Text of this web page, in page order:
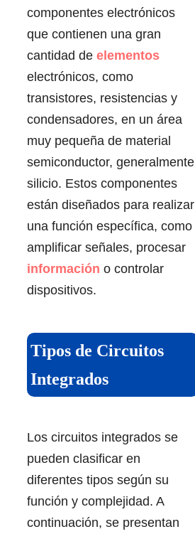
componentes electrónicos
que contienen una gran
cantidad de elementos
electrónicos, como
transistores, resistencias y
condensadores, en un área
muy pequeña de material
semiconductor, generalmente
silicio. Estos componentes
están diseñados para realizar
una función específica, como
amplificar señales, procesar
información o controlar
dispositivos.
Tipos de Circuitos
Integrados
Los circuitos integrados se
pueden clasificar en
diferentes tipos según su
función y complejidad. A
continuación, se presentan